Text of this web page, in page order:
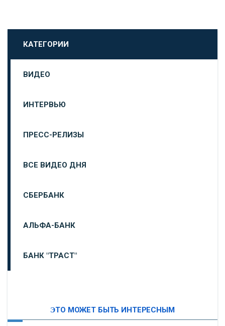
КАТЕГОРИИ
ВИДЕО
ИНТЕРВЬЮ
ПРЕСС-РЕЛИЗЫ
ВСЕ ВИДЕО ДНЯ
СБЕРБАНК
АЛЬФА-БАНК
БАНК "ТРАСТ"
ЭТО МОЖЕТ БЫТЬ ИНТЕРЕСНЫМ